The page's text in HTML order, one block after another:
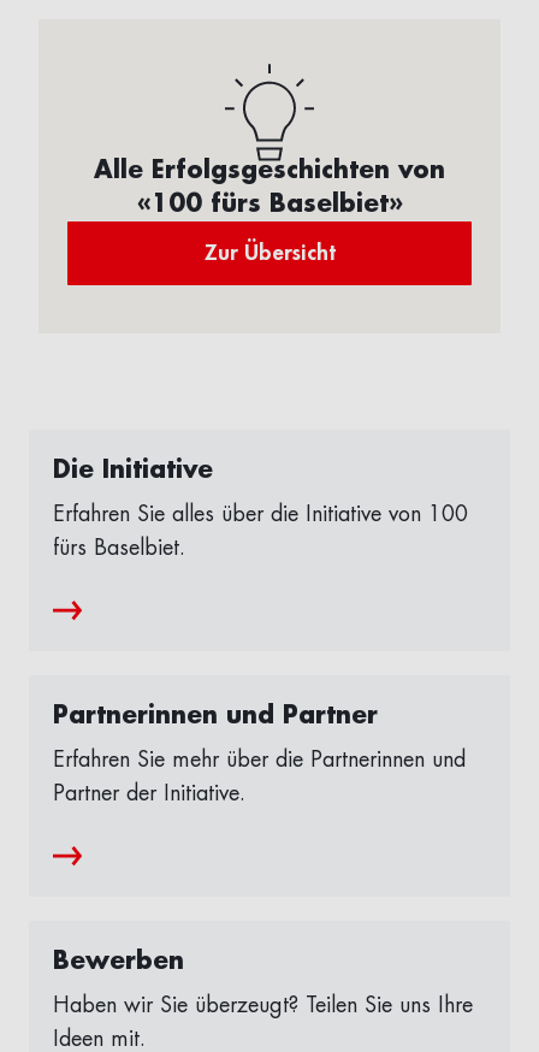
Alle Erfolgsgeschichten von
«100 fürs Baselbiet»
Zur Übersicht
Die Initiative
Erfahren Sie alles über die Initiative von 100
fürs Baselbiet.
Partnerinnen und Partner
Erfahren Sie mehr über die Partnerinnen und
Partner der Initiative.
Bewerben
Haben wir Sie überzeugt? Teilen Sie uns Ihre
Ideen mit.